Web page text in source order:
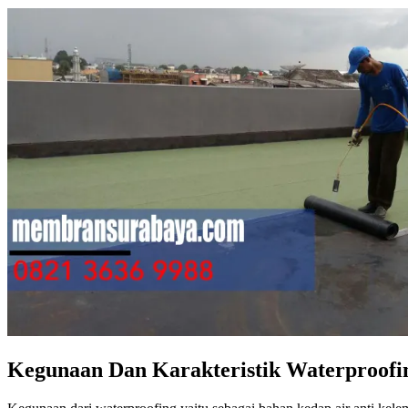
Kegunaan Dan Karakteristik